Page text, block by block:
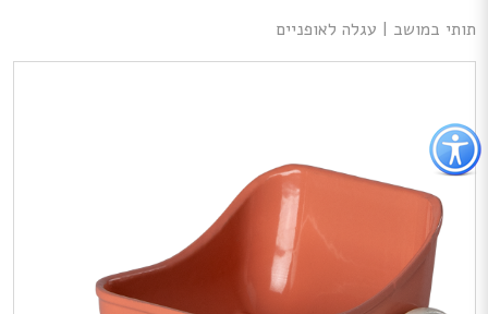
כפתור
לפתיחת
תפריט
נגישות
מרכזי
תותי במושב | עגלה לאופניים